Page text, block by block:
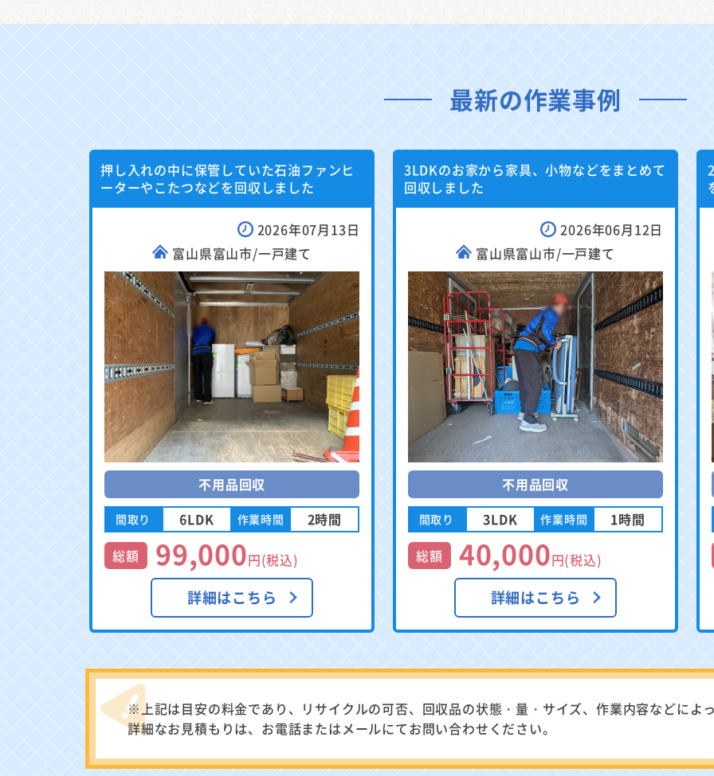
最新の作業事例
押し入れの中に保管していた石油ファンヒ
ーターやこたつなどを回収しました
2026年07月13日
富山県富山市/一戸建て
不用品回収
間取り 6LDK 作業時間
2時間
総額
99,000円(税込)
詳細はこちら
3LDKのお家から家具、小物などをまとめて
回収しました
2026年06月12日
富山県富山市/一戸建て
不用品回収
間取り 3LDK 作業時間
1時間
総額
40,000円(税込)
詳細はこちら
※上記は目安の料金であり、リサイクルの可否、回収品の状態・量・サイズ、作業内容などによ
詳細なお見積もりは、お電話またはメールにてお問い合わせください。